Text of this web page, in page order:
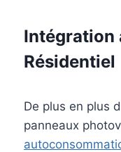
Intégration
Résidentiel
De plus en plus
panneaux